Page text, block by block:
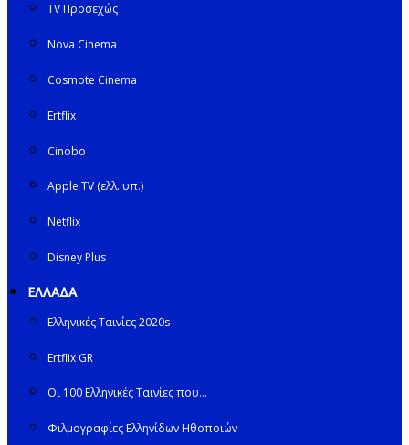
TV Προσεχώς
Nova Cinema
Cosmote Cinema
Ertflix
Cinobo
Apple TV (ελλ. υπ.)
Netflix
Disney Plus
ΕΛΛΑΔΑ
Ελληνικές Ταινίες 2020s
Ertflix GR
Οι 100 Ελληνικές Ταινίες που…
Φιλμογραφίες Ελληνίδων Ηθοποιών